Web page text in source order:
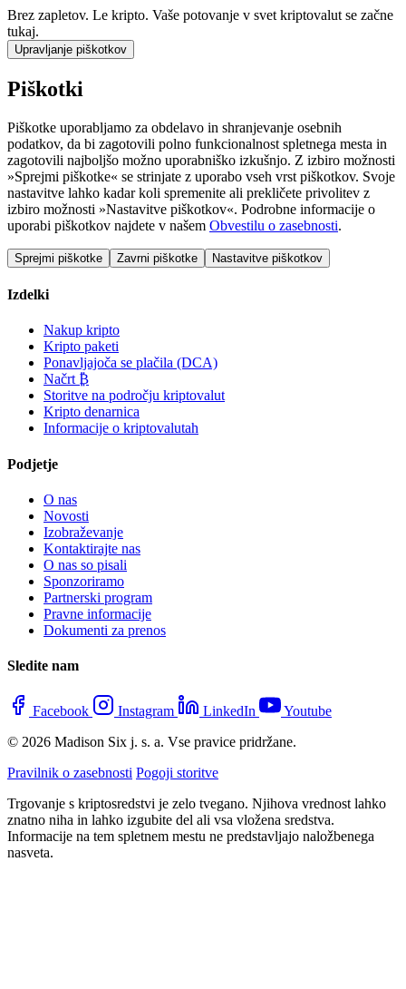
Brez zapletov. Le kripto. Vaše potovanje v svet kriptovalut se začne
tukaj.
Upravljanje piškotkov
Piškotki
Piškotke uporabljamo za obdelavo in shranjevanje osebnih
podatkov, da bi zagotovili polno funkcionalnost spletnega mesta in
zagotovili najboljšo možno uporabniško izkušnjo. Z izbiro možnosti
»Sprejmi piškotke« se strinjate z uporabo vseh vrst piškotkov. Svoje
nastavitve lahko kadar koli spremenite ali prekličete privolitev z
izbiro možnosti »Nastavitve piškotkov«. Podrobne informacije o
uporabi piškotkov najdete v našem Obvestilu o zasebnosti.
Sprejmi piškotke Zavrni piškotke Nastavitve piškotkov
Izdelki
Nakup kripto
Kripto paketi
Ponavljajoča se plačila (DCA)
Načrt ₿
Storitve na področju kriptovalut
Kripto denarnica
Informacije o kriptovalutah
Podjetje
O nas
Novosti
Izobraževanje
Kontaktirajte nas
O nas so pisali
Sponzoriramo
Partnerski program
Pravne informacije
Dokumenti za prenos
Sledite nam
Facebook Instagram LinkedIn
Youtube
© 2026 Madison Six j. s. a. Vse pravice pridržane.
Pravilnik o zasebnosti Pogoji storitve
Trgovanje s kriptosredstvi je zelo tvegano. Njihova vrednost lahko
znatno niha in lahko izgubite del ali vsa vložena sredstva.
Informacije na tem spletnem mestu ne predstavljajo naložbenega
nasveta.